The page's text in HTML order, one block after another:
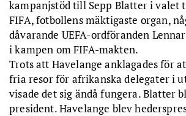
kampanjstöd till Sepp Blatter i valet
FIFA, fotbollens mäktigaste organ,
dåvarande UEFA-ordföranden
i kampen om FIFA-makten.
Trots att Havelange anklagades för
fria resor för afrikanska delegater i
visade det sig ändå fungera. Blatter
president. Havelange blev